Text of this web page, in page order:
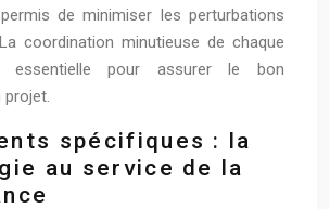
de minimiser les perturbations
coordination minutieuse de chaque
pour assurer le bon
spécifiques : la
au service de la